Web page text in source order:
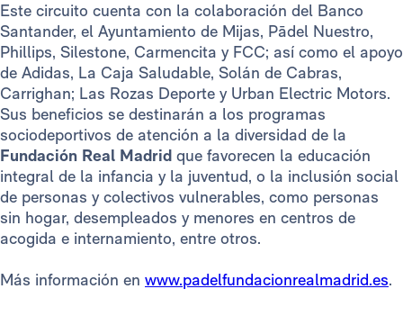
Este circuito cuenta con la colaboración del Banco
Santander, el Ayuntamiento de Mijas, Pādel Nuestro,
Phillips, Silestone, Carmencita y FCC; así como el apoyo
de Adidas, La Caja Saludable, Solán de Cabras,
Carrighan; Las Rozas Deporte y Urban Electric Motors.
Sus beneficios se destinarán a los programas
sociodeportivos de atención a la diversidad de la
Fundación Real Madrid que favorecen la educación
integral de la infancia y la juventud, o la inclusión social
de personas y colectivos vulnerables, como personas
sin hogar, desempleados y menores en centros de
acogida e internamiento, entre otros.
Más información en www.padelfundacionrealmadrid.es.